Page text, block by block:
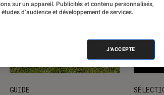
GUIDE
sur un appareil. Publicités et contenu personnalisés,
d’audience et développement de services.
J'ACCEPTE